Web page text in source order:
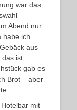
war das
Abend nur
habe ich
aus
das ist
gab es
Brot – aber
mit